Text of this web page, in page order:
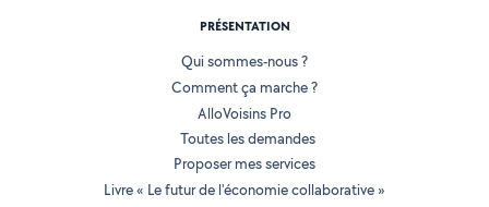
PRÉSENTATION
Qui sommes-nous ?
Comment ça marche ?
AlloVoisins Pro
Toutes les demandes
Proposer mes services
Livre « Le futur de l'économie collaborative »